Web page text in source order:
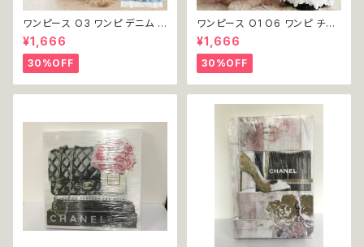
ワンピース O3 ワンピ デニム プ
リーツ レース 女の子 犬 犬服
小型 猫 服 洋服 ペット dog ド
ッグウェア おしゃれ かわいい 返
品交換不可
¥1,666
30%OFF
ワンピース O1 O6 ワンピ チュ
ール レース 花 フラワー 女の子
犬 犬服 小型 猫 服 洋服 ペット
dog ドッグウェア おしゃれ かわ
いい 返品交換不可
¥1,666
30%OFF